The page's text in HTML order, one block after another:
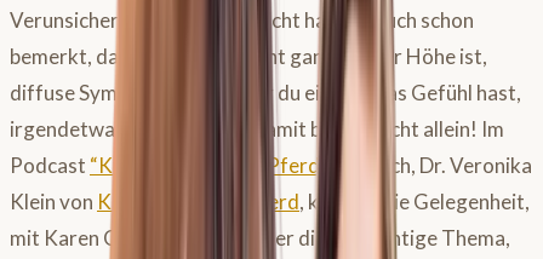
Verunsicherung sorgt. Vielleicht hast du auch schon
bemerkt, dass dein Pferd nicht ganz auf der Höhe ist,
diffuse Symptome zeigt oder du einfach das Gefühl hast,
irgendetwas stimmt nicht. Damit bist du nicht allein! Im
Podcast “Kompetenz-Zirkel Pferd”
hatte ich, Dr. Veronika
Klein von Kernkompetenz Pferd, kürzlich die Gelegenheit,
mit Karen Golz ausführlich über dieses wichtige Thema,